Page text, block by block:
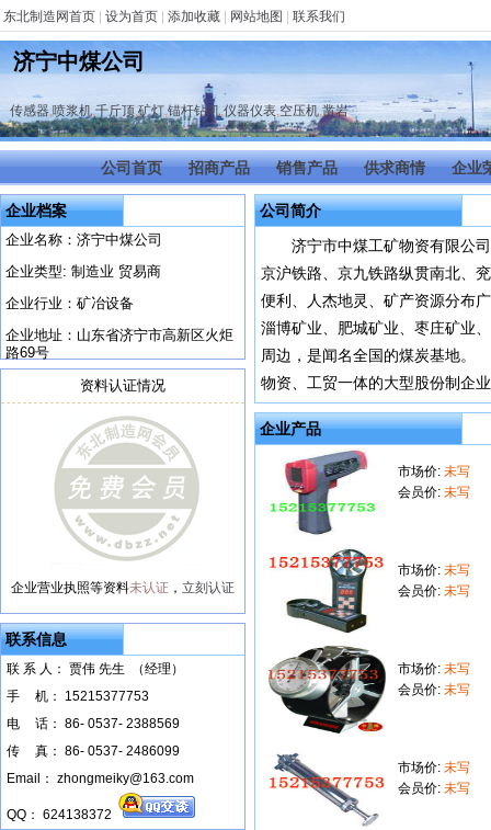
东北制造网首页 设为首页 添加收藏 网站地图 联系我们
济宁中煤公司
传感器,喷浆机,千斤顶,矿灯,锚杆钻机,仪器仪表,空压机,凿岩
公司首页 招商产品 销售产品 供求商情 企业
企业档案
企业名称：济宁中煤公司
企业类型: 制造业 贸易商
企业行业：矿冶设备
企业地址：山东省济宁市高新区火炬
路69号
资料认证情况
企业营业执照等资料未认证 ， 立刻认证
联系信息
联 系 人： 贾伟 先生 （经理）
手
机： 15215377753
电
话： 86- 0537- 2388569
传
真： 86- 0537- 2486099
Email： zhongmeiky@163.com
QQ： 624138372
公司简介
济宁市中煤工矿物资有限公
京沪铁路、京九铁路纵贯南北、
便利、人杰地灵、矿产资源分布
淄博矿业、肥城矿业、枣庄矿业
周边，是闻名全国的煤炭基地
物资、工贸一体的大型股份制企
企业产品
市场价: 未写
会员价: 未写
市场价: 未写
会员价: 未写
市场价: 未写
会员价: 未写
市场价: 未写
会员价: 未写